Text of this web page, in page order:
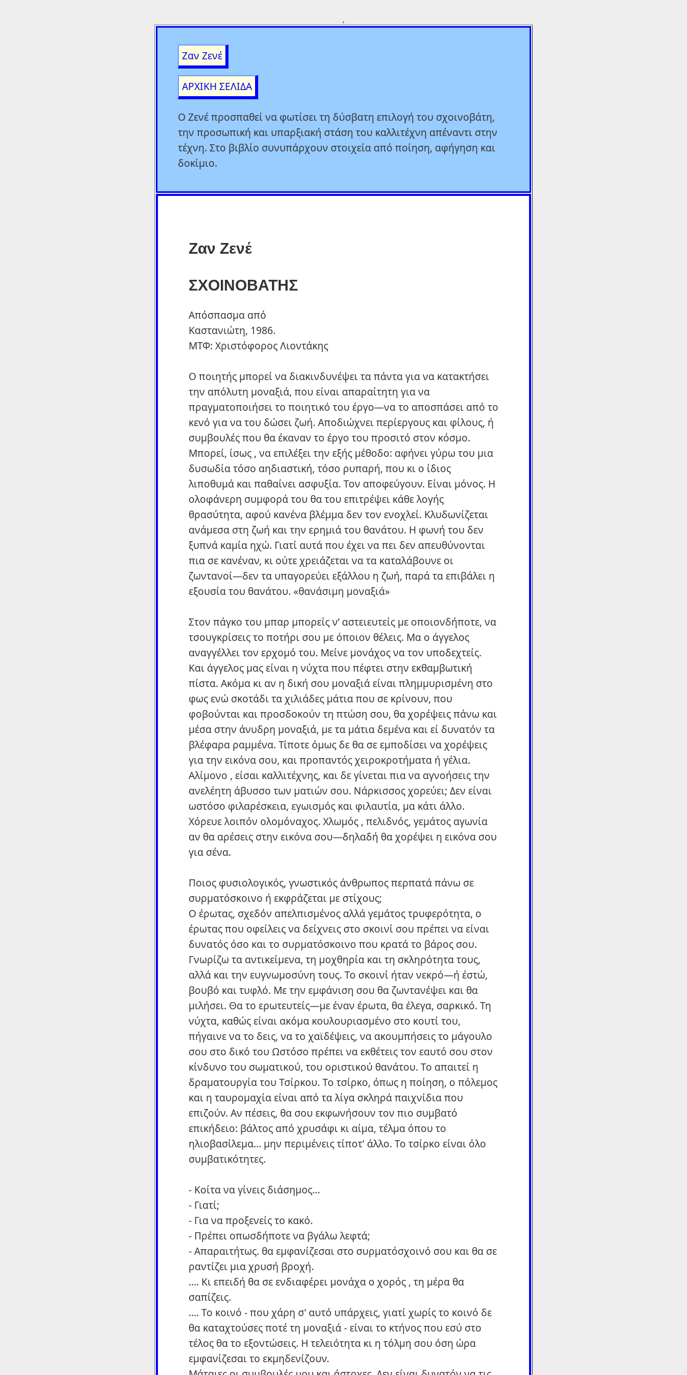
,
Ζαν Ζενέ
ΑΡΧΙΚΗ ΣΕΛΙΔΑ
Ο Ζενέ προσπαθεί να φωτίσει τη δύσβατη επιλογή του σχοινοβάτη,
την προσωπική και υπαρξιακή στάση του καλλιτέχνη απέναντι στην
τέχνη. Στο βιβλίο συνυπάρχουν στοιχεία από ποίηση, αφήγηση και
δοκίμιο.
Ζαν Ζενέ
ΣΧΟΙΝΟΒΑΤΗΣ
Απόσπασμα από
Καστανιώτη, 1986.
ΜΤΦ: Χριστόφορος Λιοντάκης
Ο ποιητής μπορεί να διακινδυνέψει τα πάντα για να κατακτήσει
την απόλυτη μοναξιά, που είναι απαραίτητη για να
πραγματοποιήσει το ποιητικό του έργο—να το αποσπάσει από το
κενό για να του δώσει ζωή. Αποδιώχνει περίεργους και φίλους, ή
συμβουλές που θα έκαναν το έργο του προσιτό στον κόσμο.
Μπορεί, ίσως , να επιλέξει την εξής μέθοδο: αφήνει γύρω του μια
δυσωδία τόσο αηδιαστική, τόσο ρυπαρή, που κι ο ίδιος
λιποθυμά και παθαίνει ασφυξία. Τον αποφεύγουν. Είναι μόνος. Η
ολοφάνερη συμφορά του θα του επιτρέψει κάθε λογής
θρασύτητα, αφού κανένα βλέμμα δεν τον ενοχλεί. Κλυδωνίζεται
ανάμεσα στη ζωή και την ερημιά του θανάτου. Η φωνή του δεν
ξυπνά καμία ηχώ. Γιατί αυτά που έχει να πει δεν απευθύνονται
πια σε κανέναν, κι ούτε χρειάζεται να τα καταλάβουνε οι
ζωντανοί—δεν τα υπαγορεύει εξάλλου η ζωή, παρά τα επιβάλει η
εξουσία του θανάτου. «θανάσιμη μοναξιά»
Στον πάγκο του μπαρ μπορείς ν’ αστειευτείς με οποιονδήποτε, να
τσουγκρίσεις το ποτήρι σου με όποιον θέλεις. Μα ο άγγελος
αναγγέλλει τον ερχομό του. Μείνε μονάχος να τον υποδεχτείς.
Και άγγελος μας είναι η νύχτα που πέφτει στην εκθαμβωτική
πίστα. Ακόμα κι αν η δική σου μοναξιά είναι πλημμυρισμένη στο
φως ενώ σκοτάδι τα χιλιάδες μάτια που σε κρίνουν, που
φοβούνται και προσδοκούν τη πτώση σου, θα χορέψεις πάνω και
μέσα στην άνυδρη μοναξιά, με τα μάτια δεμένα και εί δυνατόν τα
βλέφαρα ραμμένα. Τίποτε όμως δε θα σε εμποδίσει να χορέψεις
για την εικόνα σου, και προπαντός χειροκροτήματα ή γέλια.
Αλίμονο , είσαι καλλιτέχνης, και δε γίνεται πια να αγνοήσεις την
ανελέητη άβυσσο των ματιών σου. Νάρκισσος χορεύει; Δεν είναι
ωστόσο φιλαρέσκεια, εγωισμός και φιλαυτία, μα κάτι άλλο.
Χόρευε λοιπόν ολομόναχος. Χλωμός , πελιδνός, γεμάτος αγωνία
αν θα αρέσεις στην εικόνα σου—δηλαδή θα χορέψει η εικόνα σου
για σένα.
Ποιος φυσιολογικός, γνωστικός άνθρωπος περπατά πάνω σε
συρματόσκοινο ή εκφράζεται με στίχους;
Ο έρωτας, σχεδόν απελπισμένος αλλά γεμάτος τρυφερότητα, ο
έρωτας που οφείλεις να δείχνεις στο σκοινί σου πρέπει να είναι
δυνατός όσο και το συρματόσκοινο που κρατά το βάρος σου.
Γνωρίζω τα αντικείμενα, τη μοχθηρία και τη σκληρότητα τους,
αλλά και την ευγνωμοσύνη τους. Το σκοινί ήταν νεκρό—ή έστώ,
βουβό και τυφλό. Με την εμφάνιση σου θα ζωντανέψει και θα
μιλήσει. Θα το ερωτευτείς—με έναν έρωτα, θα έλεγα, σαρκικό. Τη
νύχτα, καθώς είναι ακόμα κουλουριασμένο στο κουτί του,
πήγαινε να το δεις, να το χαϊδέψεις, να ακουμπήσεις το μάγουλο
σου στο δικό του Ωστόσο πρέπει να εκθέτεις τον εαυτό σου στον
κίνδυνο του σωματικού, του οριστικού θανάτου. Το απαιτεί η
δραματουργία του Τσίρκου. Το τσίρκο, όπως η ποίηση, ο πόλεμος
και η ταυρομαχία είναι από τα λίγα σκληρά παιχνίδια που
επιζούν. Αν πέσεις, θα σου εκφωνήσουν τον πιο συμβατό
επικήδειο: βάλτος από χρυσάφι κι αίμα, τέλμα όπου το
ηλιοβασίλεμα… μην περιμένεις τίποτ' άλλο. Το τσίρκο είναι όλο
συμβατικότητες.
- Κοίτα να γίνεις διάσημος…
- Γιατί;
- Για να προξενείς το κακό.
- Πρέπει οπωσδήποτε να βγάλω λεφτά;
- Απαραιτήτως. θα εμφανίζεσαι στο συρματόσχοινό σου και θα σε
ραντίζει μια χρυσή βροχή.
.... Κι επειδή θα σε ενδιαφέρει μονάχα ο χορός , τη μέρα θα
σαπίζεις.
.... Το κοινό - που χάρη σ' αυτό υπάρχεις, γιατί χωρίς το κοινό δε
θα καταχτούσες ποτέ τη μοναξιά - είναι το κτήνος που εσύ στο
τέλος θα το εξοντώσεις. Η τελειότητα κι η τόλμη σου όση ώρα
εμφανίζεσαι το εκμηδενίζουν.